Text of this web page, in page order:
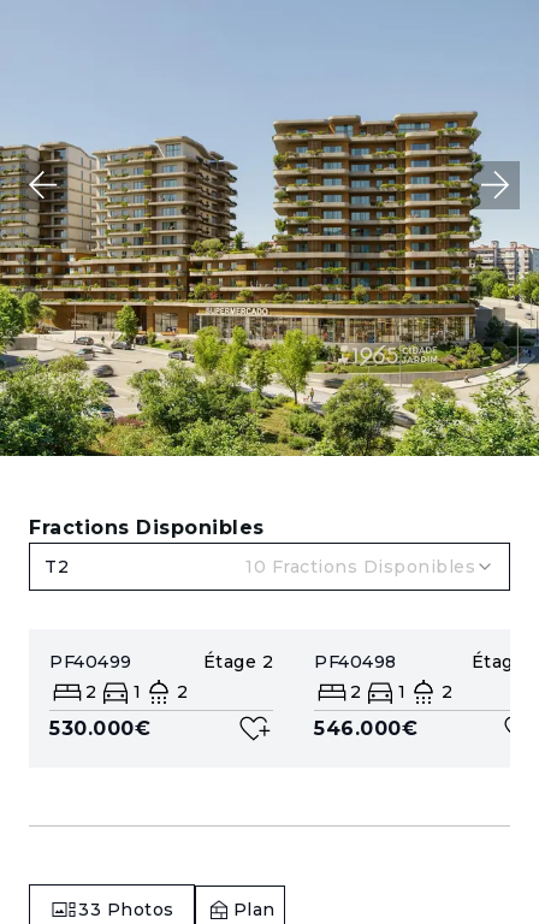
Fractions Disponibles
T2 10 Fractions Disponibles
PF40499 Étage 2
2
1 2
530.000€
PF40498 Étage
2
1 2
546.000€
33 Photos Plan